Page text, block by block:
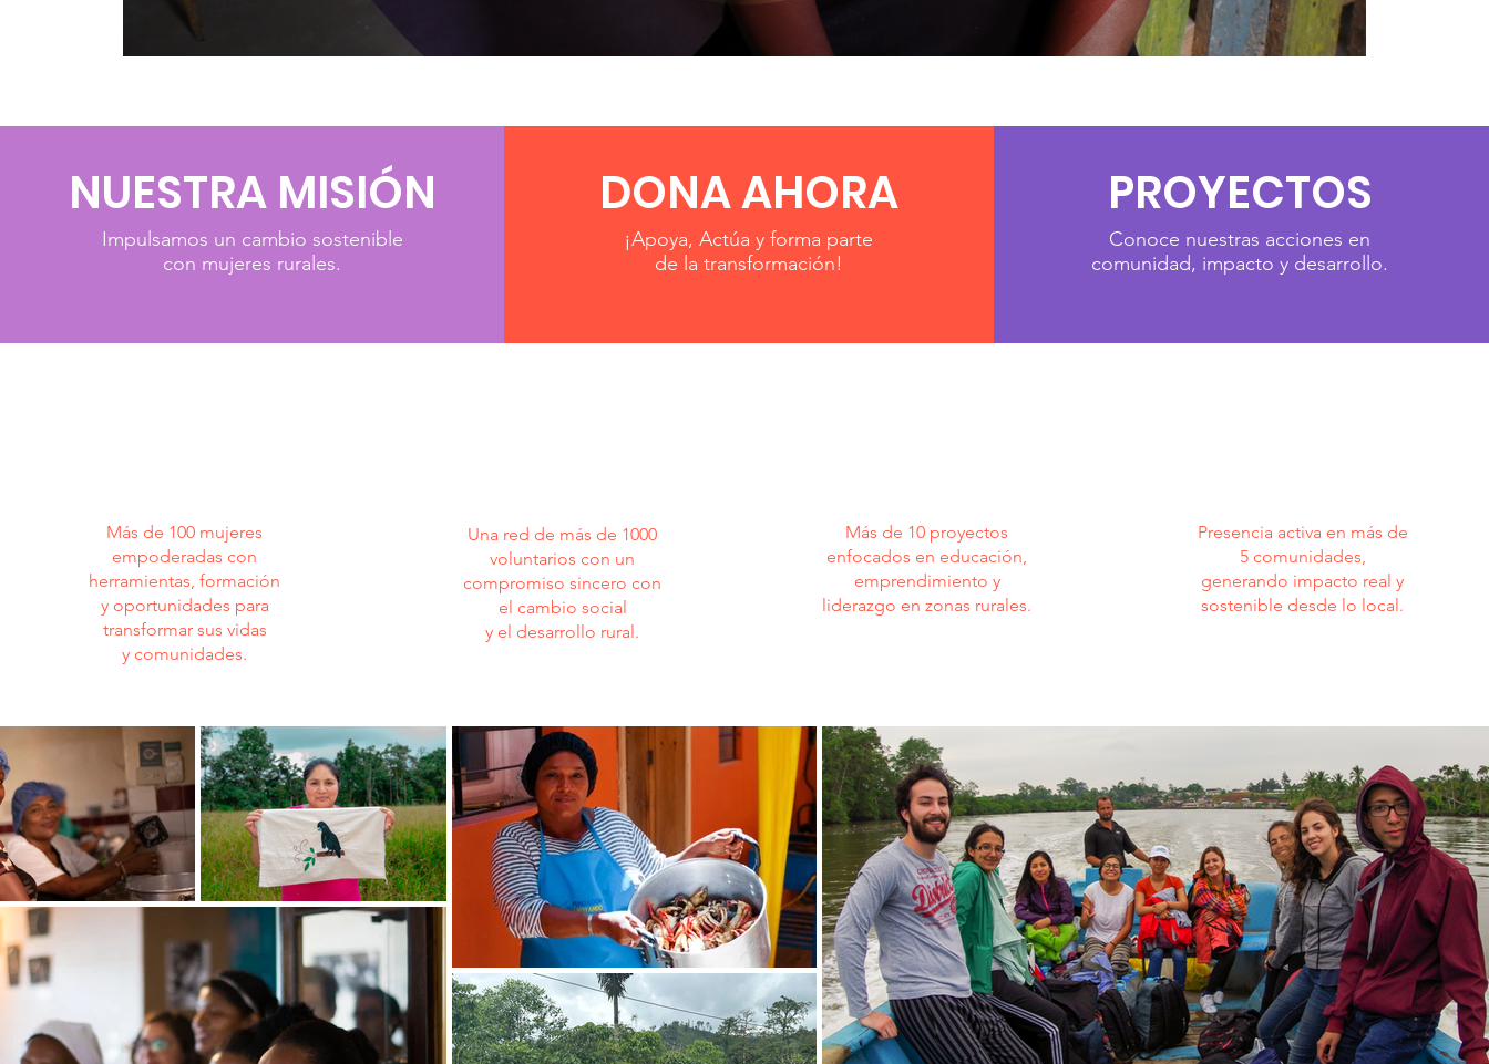
NUESTRA MISIÓN
Impulsamos un cambio sostenible
con mujeres rurales.
DONA AHORA
¡Apoya, Actúa y forma parte
de la transformación!
PROYECTOS
Conoce nuestras acciones en
comunidad, impacto y desarrollo.
Más de 100 mujeres
empoderadas con
herramientas, formación
y oportunidades para
transformar sus vidas
y comunidades.
Una red de más de 1000
voluntarios con un
compromiso sincero con
el cambio social
y el desarrollo rural.
Más de 10 proyectos
enfocados en educación,
emprendimiento y
liderazgo en zonas rurales.
Presencia activa en más de
5 comunidades,
generando impacto real y
sostenible desde lo local.